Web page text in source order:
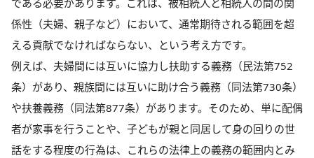
である必要があります。これは、被相続人と相続人の間の関
係性（夫婦、親子など）において、通常期待される範囲を超
える貢献でなければならない、という考え方です。
例えば、夫婦間には互いに協力し扶助する義務（民法第752
条）があり、親族間には互いに助け合う義務（同法第730条）
や扶養義務（同法第877条）があります。そのため、単に配偶
者が家事を行うことや、子どもが親と同居して身の回りの世
話をする程度の行為は、これらの法律上の義務の範囲内とみ